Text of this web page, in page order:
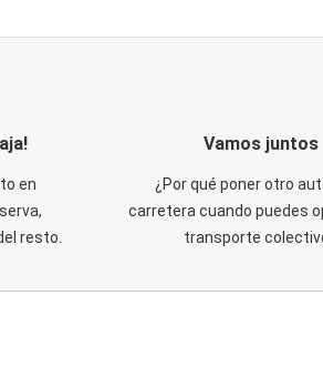
en
resto.
Vamos juntos
¿Por qué poner otro
carretera cuando puedes
transporte